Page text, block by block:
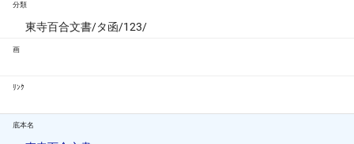
分類
東寺百合文書/タ函/123/
画
ﾘﾝｸ
底本名